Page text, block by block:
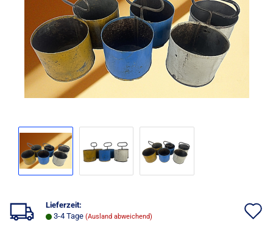
Lieferzeit:
3-4 Tage (Ausland abweichend)